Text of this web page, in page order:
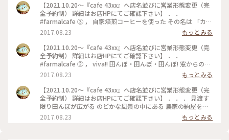
【2021.10.20〜『cafe 43xx』へ店名並びに営業形態変更（完
全予約制） 詳細はお店HPにてご確認下さい】 ． ．
#farmalcafe ③ ， 自家焙煎コーヒーを使った その名は 「カフ
ェモカっぽい」 このゆる〜いネーミングに 思わずオーダーし
てしまった(๑>◡<๑) 普通〜4倍までお好みのサイズが選べまし
た。 ． #ことりっぷ茨城 #カフェ #ランチ #コーヒー #スイー
ツ #自家焙煎コーヒー #カフェモカっぽい #茨城 #つくば #癒し
#まったり
2017.08.23
もっとみる
【2021.10.20〜『cafe 43xx』へ店名並びに営業形態変更（完
全予約制） 詳細はお店HPにてご確認下さい】 ． ．
#farmalcafe ② ， viva!! 田んぼ・田んぼ・田んぼ! 窓からの景
色に癒されます💕 ． のんびり まったり♪ ． #ことりっぷ茨城
#カフェ #ランチ #コーヒー #スイーツ #自家焙煎コーヒー #茨
城 #つくば #癒し #まったり
2017.08.23
もっとみる
【2021.10.20〜『cafe 43xx』へ店名並びに営業形態変更（完
全予約制） 詳細はお店HPにてご確認下さい】 ． ． ． 見渡す
限り田んぼが広がる のどかな風景の中にある 農家の納屋をリ
ノベーションしたカフェ☕️ ． ユーモア溢れる素敵な店主さん
が 笑顔で迎えてくれます。 ． 本日の自家製ケーキは サツマイ
2017.08.23 もっとみる